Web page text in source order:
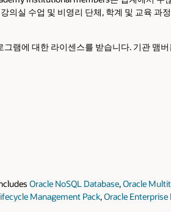
실 수업 및 비영리 단체, 학계 및 교육 과
램에 대한 라이센스를 받습니다. 기관 맴
Oracle NoSQL Database,Oracle
Management Pack,Oracle